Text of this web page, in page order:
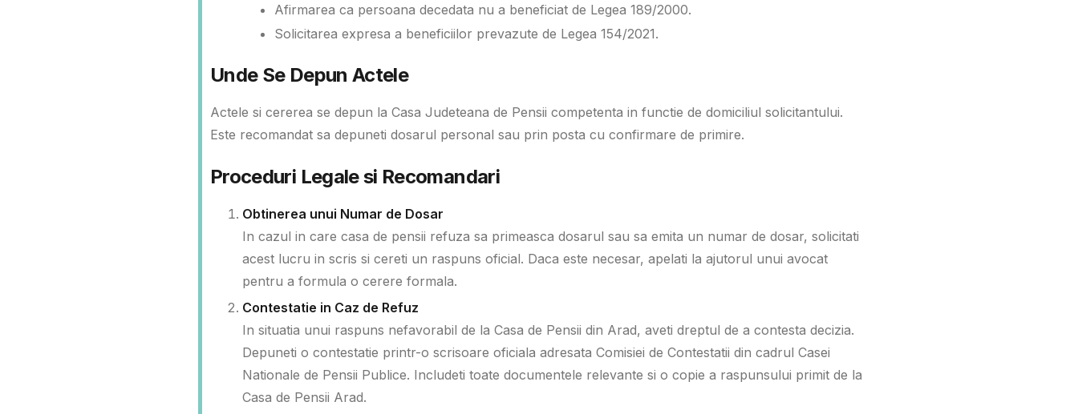
Afirmarea ca persoana decedata nu a beneficiat de Legea 189/2000.
Solicitarea expresa a beneficiilor prevazute de Legea 154/2021.
Unde Se Depun Actele
Actele si cererea se depun la Casa Judeteana de Pensii competenta in functie de domiciliul solicitantului.
Este recomandat sa depuneti dosarul personal sau prin posta cu confirmare de primire.
Proceduri Legale si Recomandari
Obtinerea unui Numar de Dosar
In cazul in care casa de pensii refuza sa primeasca dosarul sau sa emita un numar de dosar, solicitati
acest lucru in scris si cereti un raspuns oficial. Daca este necesar, apelati la ajutorul unui avocat
pentru a formula o cerere formala.
Contestatie in Caz de Refuz
In situatia unui raspuns nefavorabil de la Casa de Pensii din Arad, aveti dreptul de a contesta decizia.
Depuneti o contestatie printr-o scrisoare oficiala adresata Comisiei de Contestatii din cadrul Casei
Nationale de Pensii Publice. Includeti toate documentele relevante si o copie a raspunsului primit de la
Casa de Pensii Arad.